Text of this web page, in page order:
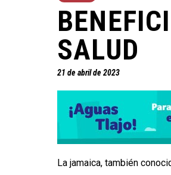
SALUD
21 de abril de 2023
La jamaica, también